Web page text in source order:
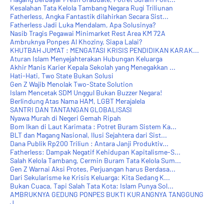
Kesalahan Tata Kelola Tambang Negara Rugi Triliunan
Fatherless, Angka Fantastik dilahirkan Secara Sist...
Fatherless Jadi Luka Mendalam, Apa Solusinya?
Nasib Tragis Pegawai Minimarket Rest Area KM 72A
Ambruknya Ponpes Al Khoziny, Siapa Lalai?
KHUTBAH JUM'AT : MENGATASI KRISIS PENDIDIKAN KARAK...
Aturan Islam Menyejahterakan Hubungan Keluarga
Akhir Manis Karier Kepala Sekolah yang Menegakkan ...
Hati-Hati, Two State Bukan Solusi
Gen Z Wajib Menolak Two-State Solution
Islam Mencetak SDM Unggul Bukan Buzzer Negara!
Berlindung Atas Nama HAM, LGBT Merajalela
SANTRI DAN TANTANGAN GLOBALISASI
Nyawa Murah di Negeri Gemah Ripah
Bom Ikan di Laut Karimata : Potret Buram Sistem Ka...
BLT dan Magang Nasional, Ilusi Sejahtera dari Sist...
Dana Publik Rp200 Triliun : Antara Janji Produktiv...
Fatherless: Dampak Negatif Kehidupan Kapitalisme-S...
Salah Kelola Tambang, Cermin Buram Tata Kelola Sum...
Gen Z Warnai Aksi Protes, Perjuangan harus Berdasa...
Dari Sekularisme ke Krisis Keluarga: Kita Sedang K...
Bukan Cuaca, Tapi Salah Tata Kota: Islam Punya Sol...
AMBRUKNYA GEDUNG PONPES BUKTI KURANGNYA TANGGUNG